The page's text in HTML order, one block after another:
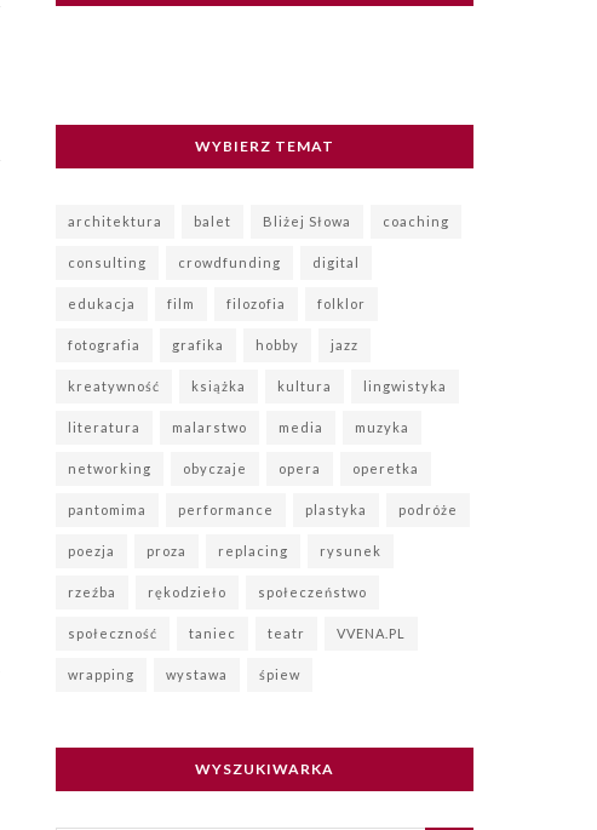
WYBIERZ TEMAT
architektura balet Bliżej Słowa coaching
consulting crowdfunding digital
edukacja film filozofia folklor
fotografia grafika hobby jazz
kreatywność książka kultura lingwistyka
literatura malarstwo media muzyka
networking obyczaje opera operetka
pantomima performance plastyka podróże
poezja proza replacing rysunek
rzeźba rękodzieło społeczeństwo
społeczność taniec teatr VVENA.PL
wrapping wystawa śpiew
WYSZUKIWARKA